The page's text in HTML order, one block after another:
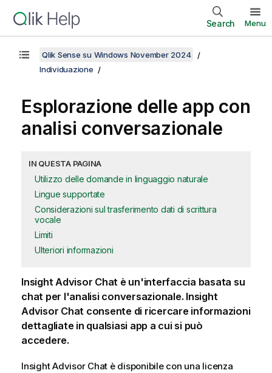
Search Menu
Qlik Sense su Windows November 2024
Individuazione
Esplorazione delle app con
analisi conversazionale
IN QUESTA PAGINA
Utilizzo delle domande in linguaggio naturale
Lingue supportate
Considerazioni sul trasferimento dati di scrittura
vocale
Limiti
Ulteriori informazioni
Insight Advisor Chat è un'interfaccia basata su
chat per l'analisi conversazionale. Insight
Advisor Chat consente di ricercare informazioni
dettagliate in qualsiasi app a cui si può
accedere.
Insight Advisor Chat è disponibile con una licenza